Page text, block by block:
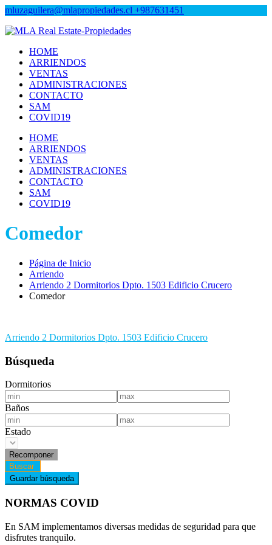
mluzaguilera@mlapropiedades.cl +987631451
MLA Real Estate-Propiedades
MLA Real Estate-Propiedades
HOME
ARRIENDOS
VENTAS
ADMINISTRACIONES
CONTACTO
SAM
COVID19
HOME
ARRIENDOS
VENTAS
ADMINISTRACIONES
CONTACTO
SAM
COVID19
Comedor
Página de Inicio
Arriendo
Arriendo 2 Dormitorios Dpto. 1503 Edificio Crucero
Comedor
Navegación
de
entradas
Arriendo 2 Dormitorios Dpto. 1503 Edificio Crucero
Búsqueda
Dormitorios
Baños
Estado
NORMAS COVID
En SAM implementamos diversas medidas de seguridad para que
disfrutes tranquilo.